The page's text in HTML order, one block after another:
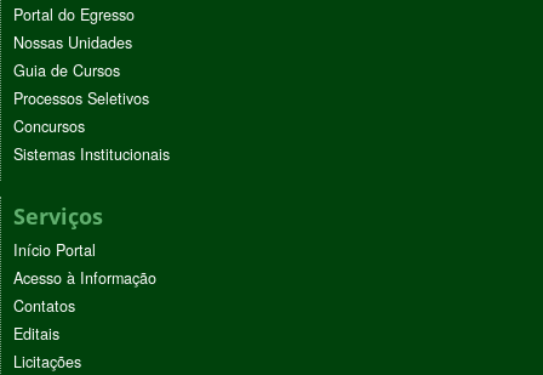
Portal do Egresso
Nossas Unidades
Guia de Cursos
Processos Seletivos
Concursos
Sistemas Institucionais
Serviços
Início Portal
Acesso à Informação
Contatos
Editais
Licitações